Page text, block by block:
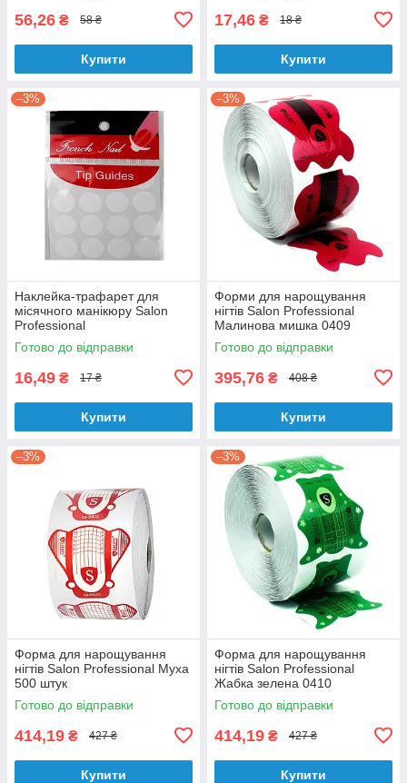
56,26 ₴ 58 ₴
Купити
17,46 ₴ 18 ₴
Купити
–3%
Наклейка-трафарет для
місячного манікюру Salon
Professional
Готово до відправки
16,49 ₴ 17 ₴
Купити
–3%
Форми для нарощування
нігтів Salon Professional
Малинова мишка 0409
Готово до відправки
395,76 ₴ 408 ₴
Купити
–3%
Форма для нарощування
нігтів Salon Professional Муха
500 штук
Готово до відправки
414,19 ₴ 427 ₴
Купити
–3%
Форма для нарощування
нігтів Salon Professional
Жабка зелена 0410
Готово до відправки
414,19 ₴ 427 ₴
Купити